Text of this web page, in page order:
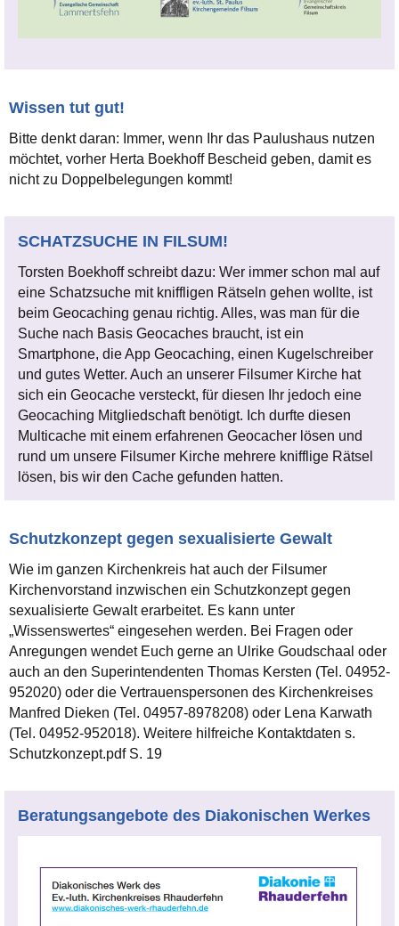
Wissen tut gut!
Bitte denkt daran: Immer, wenn Ihr das Paulushaus nutzen
möchtet, vorher Herta Boekhoff Bescheid geben, damit es
nicht zu Doppelbelegungen kommt!
SCHATZSUCHE IN FILSUM!
Torsten Boekhoff schreibt dazu: Wer immer schon mal auf
eine Schatzsuche mit kniffligen Rätseln gehen wollte, ist
beim Geocaching genau richtig. Alles, was man für die
Suche nach Basis Geocaches braucht, ist ein
Smartphone, die App Geocaching, einen Kugelschreiber
und gutes Wetter. Auch an unserer Filsumer Kirche hat
sich ein Geocache versteckt, für diesen Ihr jedoch eine
Geocaching Mitgliedschaft benötigt. Ich durfte diesen
Multicache mit einem erfahrenen Geocacher lösen und
rund um unsere Filsumer Kirche mehrere knifflige Rätsel
lösen, bis wir den Cache gefunden hatten.
Schutzkonzept gegen sexualisierte Gewalt
Wie im ganzen Kirchenkreis hat auch der Filsumer
Kirchenvorstand inzwischen ein Schutzkonzept gegen
sexualisierte Gewalt erarbeitet. Es kann unter
„Wissenswertes“ eingesehen werden. Bei Fragen oder
Anregungen wendet Euch gerne an Ulrike Goudschaal oder
auch an den Superintendenten Thomas Kersten (Tel. 04952-
952020) oder die Vertrauenspersonen des Kirchenkreises
Manfred Dieken (Tel. 04957-8978208) oder Lena Karwath
(Tel. 04952-952018). Weitere hilfreiche Kontaktdaten s.
Schutzkonzept.pdf S. 19
Beratungsangebote des Diakonischen Werkes